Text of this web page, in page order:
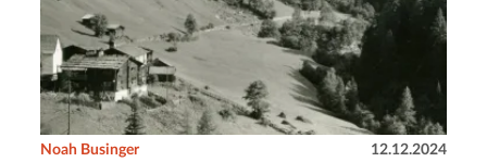
Noah Businger 12.12.2024